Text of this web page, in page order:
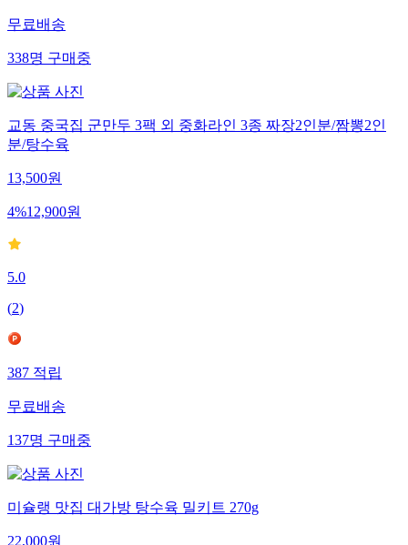
무료배송
338명 구매중
교동 중국집 군만두 3팩 외 중화라인 3종 짜장2인분/짬뽕2인
분/탕수육
13,500원
4%12,900원
5.0
(2)
387 적립
무료배송
137명 구매중
미슐랭 맛집 대가방 탕수육 밀키트 270g
22,000원